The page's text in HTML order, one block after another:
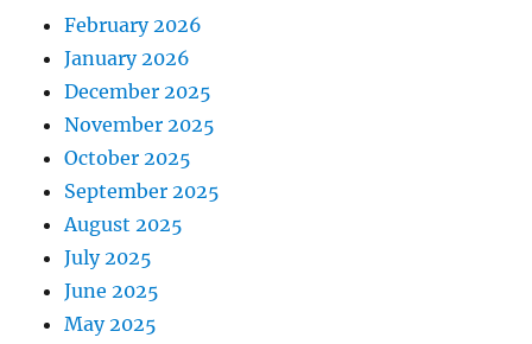
February 2026
January 2026
December 2025
November 2025
October 2025
September 2025
August 2025
July 2025
June 2025
May 2025